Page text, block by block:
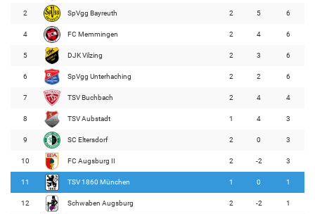
2 SpVgg Bayreuth 2 5 6
4 FC Memmingen 2 4 6
5 DJK Vilzing 2 3 6
6 SpVgg Unterhaching 2 2 6
7 TSV Buchbach 2 4 4
8 TSV Aubstadt 1 4 3
9 SC Eltersdorf 2 0 3
10 FC Augsburg II 2 -2 3
11 TSV 1860 München 1 0 1
12 Schwaben Augsburg 2 -2 1